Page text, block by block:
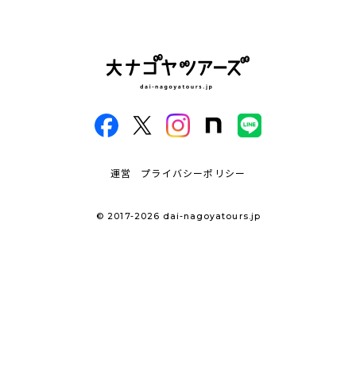
運営 プライバシーポリシー
© 2017-2026 dai-nagoyatours.jp